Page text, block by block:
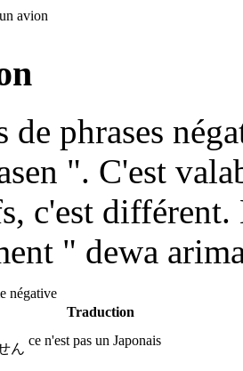
avion
de phrases
". C'est
c'est
" dewa
négative
Traduction
ん
ce n'est pas un Japonais